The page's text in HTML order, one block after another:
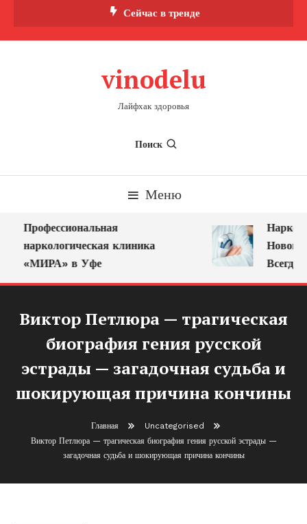
Сейчас в тренде
vinodelu
Лайфхак здоровья
Поиск
Меню
Профессиональная
наркологическая клиника
«МИРА» в Уфе
Всегда
Виктор Петлюра — трагическая
биография гения русской
эстрады — загадочная судьба и
шокирующая причина кончины
Главная
Uncategorised
Виктор Петлюра — трагическая биография гения русской эстрады —
загадочная судьба и шокирующая причина кончины